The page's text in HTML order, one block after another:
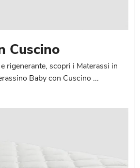
Cuscino
rigenerante, scopri i Materassi in
Baby con Cuscino ...